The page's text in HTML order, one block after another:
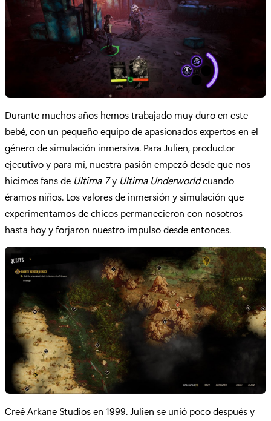
Durante muchos años hemos trabajado muy duro en este
bebé, con un pequeño equipo de apasionados expertos en el
género de simulación inmersiva. Para Julien, productor
ejecutivo y para mí, nuestra pasión empezó desde que nos
hicimos fans de Ultima 7y Ultima Underworldcuando
éramos niños. Los valores de inmersión y simulación que
experimentamos de chicos permanecieron con nosotros
hasta hoy y forjaron nuestro impulso desde entonces.
Creé Arkane Studios en 1999. Julien se unió poco después y